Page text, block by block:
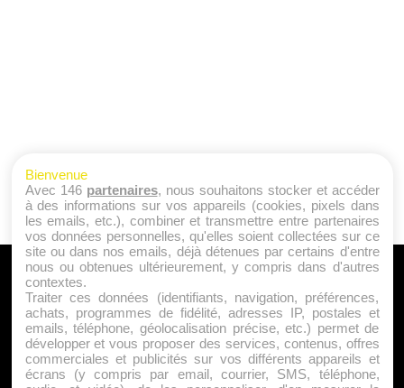
A PROPOS
Qui sommes nous ?
Mentions Légales
Publicité
Politique de Cookies
Bienvenue
Avec 146 partenaires, nous souhaitons stocker et accéder
à des informations sur vos appareils (cookies, pixels dans
les emails, etc.), combiner et transmettre entre partenaires
vos données personnelles, qu'elles soient collectées sur ce
site ou dans nos emails, déjà détenues par certains d'entre
nous ou obtenues ultérieurement, y compris dans d'autres
contextes.
Traiter ces données (identifiants, navigation, préférences,
achats, programmes de fidélité, adresses IP, postales et
emails, téléphone, géolocalisation précise, etc.) permet de
développer et vous proposer des services, contenus, offres
commerciales et publicités sur vos différents appareils et
écrans (y compris par email, courrier, SMS, téléphone,